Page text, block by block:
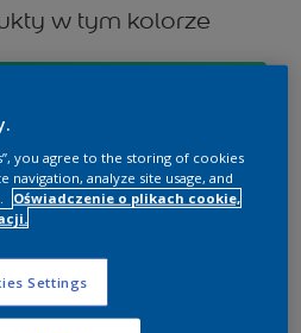
w tym kolorze
aplikację Dulux
you agree to the storing of cookies
navigation, analyze site usage, and
Oświadczenie o plikach cookie,
Settings